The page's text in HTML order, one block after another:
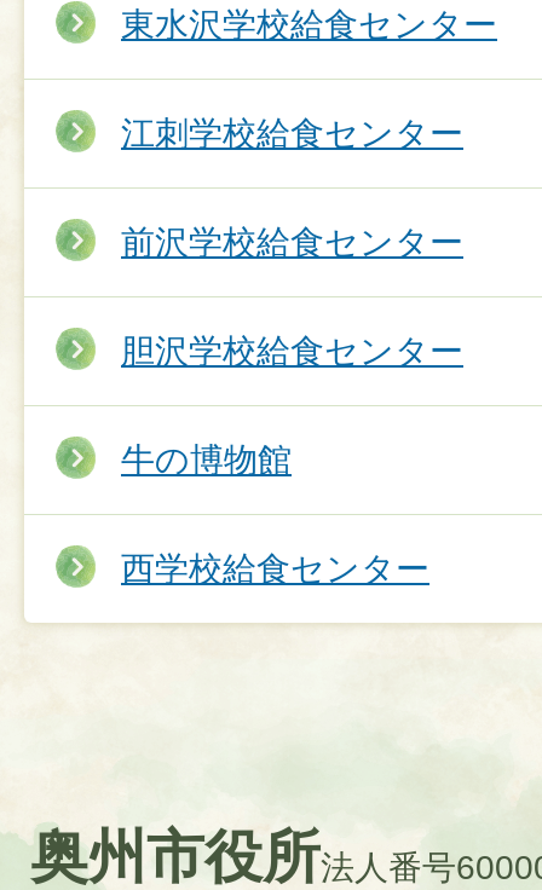
東水沢学校給食センター
江刺学校給食センター
前沢学校給食センター
胆沢学校給食センター
牛の博物館
西学校給食センター
奥州市役所法人番号